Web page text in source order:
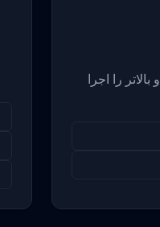
برای کاربران مک که macOS 11 و بالاتر را اجرا